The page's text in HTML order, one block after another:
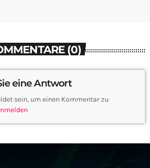
(0)
eine Antwort
sein, um einen Kommentar zu